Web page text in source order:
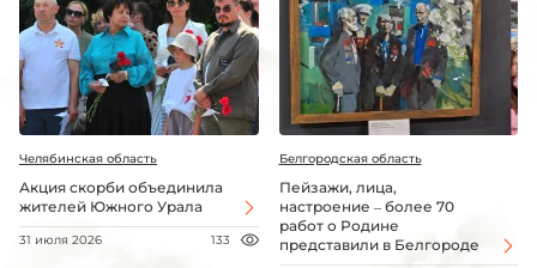
Челябинская область
Акция скорби объединила
жителей Южного Урала
31 июля 2026 133
Белгородская область
Пейзажи, лица,
настроение – более 70
работ о Родине
представили в Белгороде